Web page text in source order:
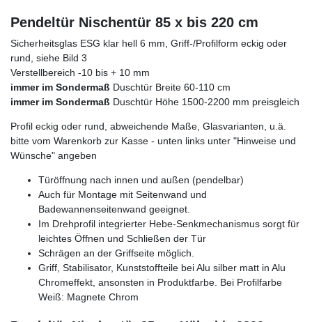
Pendeltür Nischentür 85 x bis 220 cm
Sicherheitsglas ESG klar hell 6 mm, Griff-/Profilform eckig oder
rund, siehe Bild 3
Verstellbereich -10 bis + 10 mm
immer im Sondermaß Duschtür Breite 60-110 cm
immer im Sondermaß Duschtür Höhe 1500-2200 mm preisgleich
Profil eckig oder rund, abweichende Maße, Glasvarianten, u.ä.
bitte vom Warenkorb zur Kasse - unten links unter "Hinweise und
Wünsche" angeben
Türöffnung nach innen und außen (pendelbar)
Auch für Montage mit Seitenwand und
Badewannenseitenwand geeignet.
Im Drehprofil integrierter Hebe-Senkmechanismus sorgt für
leichtes Öffnen und Schließen der Tür
Schrägen an der Griffseite möglich.
Griff, Stabilisator, Kunststoffteile bei Alu silber matt in Alu
Chromeffekt, ansonsten in Produktfarbe. Bei Profilfarbe
Weiß: Magnete Chrom